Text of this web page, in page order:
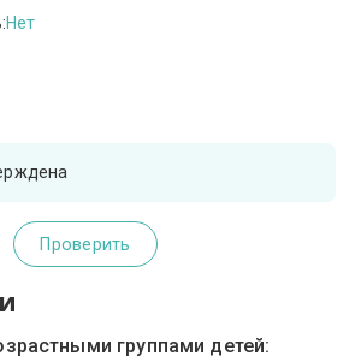
Нет
Проверить
группами детей: